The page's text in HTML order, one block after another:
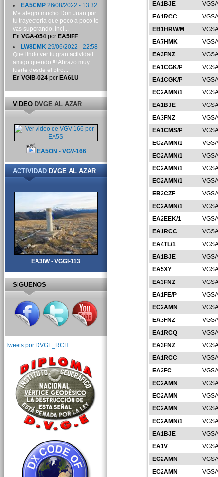
EA1BJE
EA1RCC
EB1HRW/M
EA7HMK
EA3FNZ
EA1CGK/P
EA1CGK/P
EC2AMN/1
EA1BJE
EA3FNZ
EA1CMS/P
EC2AMN/1
EC2AMN/1
EC2AMN/1
EC2AMN/1
EB2CZF
EC2AMN/1
EA2EEK/1
EA1RCC
EA4TL/1
EA1BJE
EA5XY
EA3FNZ
EA1FE/P
EC2AMN
EA3FNZ
EA1RCQ
EA3FNZ
EA1RCC
EA2FC
EC2AMN
EC2AMN
EC2AMN
EC2AMN/1
EA1BJE
EA1V
EC2AMN
EC2AMN
EA5CMP26/08/2022 - 13:32
Me alegro mucho Don Juan por
tu trayectoria que poco a poco te
vas superando, incl...
En VGA-054por EA5IFF
LW8DMK29/06/2022 - 22:58
Que lindo ver tu gran actividad
amigo querido !!! Abrazo muy
fuerte desde el otro...
En VGIB-024por EA6LU
VIDEODVGE AL AZAR
EA5ON - VGV-166
ACTIVIDADDVGE AL AZAR
EA3IW - VGGI-113
SIGUENOS
Tweets por DVGE_RCH